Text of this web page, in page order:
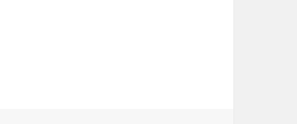
camps – le procès des complices –